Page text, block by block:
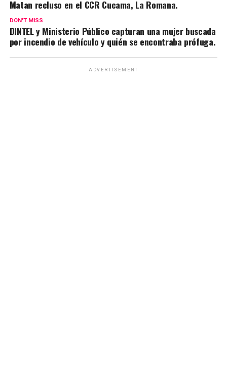
Matan recluso en el CCR Cucama, La Romana.
DON'T MISS
DINTEL y Ministerio Público capturan una mujer buscada
por incendio de vehículo y quién se encontraba prófuga.
ADVERTISEMENT